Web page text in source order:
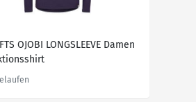
OJOBI LONGSLEEVE Damen